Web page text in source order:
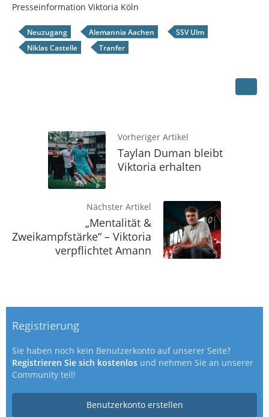
Presseinformation Viktoria Köln
Neuzugang Alemannia Aachen
SSV Ulm
Niklas Castelle
Tranfer
Vorheriger Artikel
Taylan Duman bleibt
Viktoria erhalten
Nächster Artikel
„Mentalität &
Zweikampfstärke“ – Viktoria
verpflichtet Amann
Registrierung
Sie haben noch kein Benutzerkonto auf unserer Seite?
Registrieren Sie sich kostenlos und nehmen Sie an unserer
Community teil!
Benutzerkonto erstellen